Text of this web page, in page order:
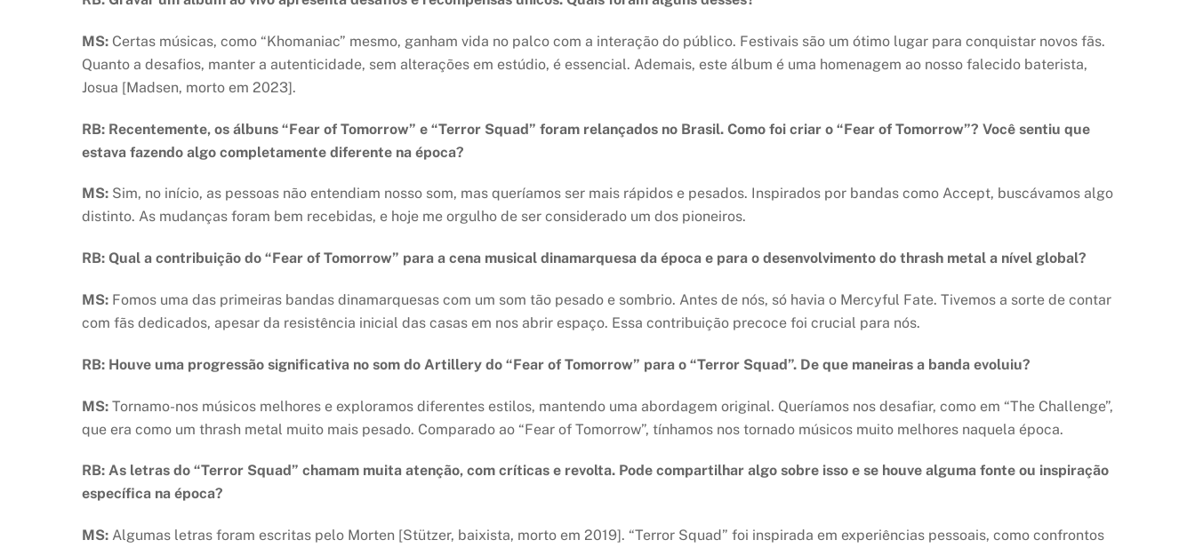
MS: Certas músicas, como “Khomaniac” mesmo, ganham vida no palco com a interação do público. Festivais são um ótimo lugar para conquistar novos fãs.
Quanto a desafios, manter a autenticidade, sem alterações em estúdio, é essencial. Ademais, este álbum é uma homenagem ao nosso falecido baterista,
Josua [Madsen, morto em 2023].
RB: Recentemente, os álbuns “Fear of Tomorrow” e “Terror Squad” foram relançados no Brasil. Como foi criar o “Fear of Tomorrow”? Você sentiu que
estava fazendo algo completamente diferente na época?
MS: Sim, no início, as pessoas não entendiam nosso som, mas queríamos ser mais rápidos e pesados. Inspirados por bandas como Accept, buscávamos algo
distinto. As mudanças foram bem recebidas, e hoje me orgulho de ser considerado um dos pioneiros.
RB: Qual a contribuição do “Fear of Tomorrow” para a cena musical dinamarquesa da época e para o desenvolvimento do thrash metal a nível global?
MS: Fomos uma das primeiras bandas dinamarquesas com um som tão pesado e sombrio. Antes de nós, só havia o Mercyful Fate. Tivemos a sorte de contar
com fãs dedicados, apesar da resistência inicial das casas em nos abrir espaço. Essa contribuição precoce foi crucial para nós.
RB: Houve uma progressão significativa no som do Artillery do “Fear of Tomorrow” para o “Terror Squad”. De que maneiras a banda evoluiu?
MS: Tornamo-nos músicos melhores e exploramos diferentes estilos, mantendo uma abordagem original. Queríamos nos desafiar, como em “The Challenge”,
que era como um thrash metal muito mais pesado. Comparado ao “Fear of Tomorrow”, tínhamos nos tornado músicos muito melhores naquela época.
RB: As letras do “Terror Squad” chamam muita atenção, com críticas e revolta. Pode compartilhar algo sobre isso e se houve alguma fonte ou inspiração
específica na época?
MS: Algumas letras foram escritas pelo Morten [Stützer, baixista, morto em 2019]. “Terror Squad” foi inspirada em experiências pessoais, como confrontos